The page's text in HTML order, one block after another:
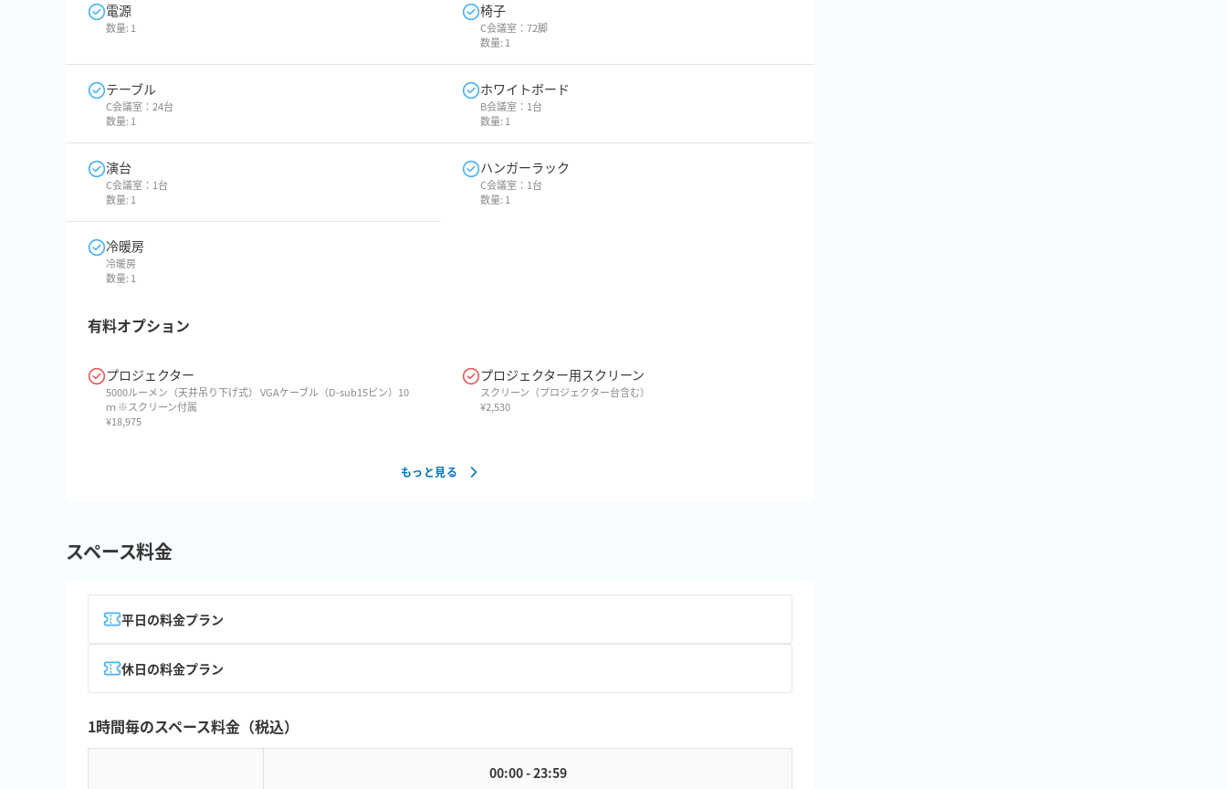
電源
数量: 1
椅子
C会議室：72脚
数量: 1
テーブル
C会議室：24台
数量: 1
ホワイトボード
B会議室：1台
数量: 1
演台
C会議室：1台
数量: 1
ハンガーラック
C会議室：1台
数量: 1
冷暖房
冷暖房
数量: 1
有料オプション
プロジェクター
5000ルーメン（天井吊り下げ式） VGAケーブル（D-sub15ピン）10
ｍ ※スクリーン付属
¥18,975
プロジェクター用スクリーン
スクリーン（プロジェクター台含む）
¥2,530
もっと見る
スペース料金
平日の料金プラン
休日の料金プラン
1時間毎のスペース料金（税込）
00:00 - 23:59